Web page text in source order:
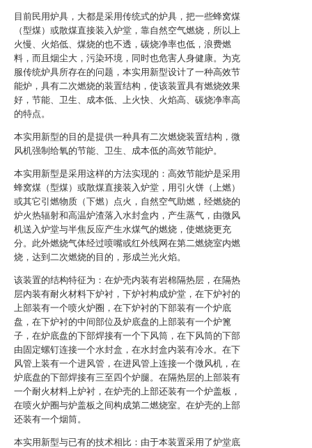
目前民用炉具，大都是采用传统式的炉具，把一些蜂窝煤
（型煤）或散煤直接装入炉堂，靠自然空气燃烧，所以上
火慢、火焰低、煤烧的也不透，碳烧净率也低，浪费燃
料，而且烟尘大，污染环境，同时也危害人身健康。为克
服传统炉具所存在的问题，本实用新型设计了一种高效节
能炉，具有二次燃烧的装置结构，使该装置具有燃烧效果
好，节能、卫生、成本低、上火快、火焰高、碳烧净率高
的特点。
本实用新型的目的是提供一种具有二次燃烧装置结构，微
风机强制给氧的节能、卫生、成本低的高效节能炉。
本实用新型是采用这样的方法实现的：高效节能炉是采用
蜂窝煤（型煤）或散煤直接装入炉堂，用引火饼（上燃）
或其它引燃物质（下燃）点火，自然空气助燃，经燃烧的
炉火热辐射和高温炉渣落入水封盒内，产生蒸气，由微风
机送入炉堂与半焦反应产生水煤气的燃烧，使燃烧更充
分。此外燃烧气体经过喷嘴或红外线网在第二燃烧室内燃
烧，达到二次燃烧的目的，形成兰光火焰。
该装置的结构特征为：在炉壳内装有岩棉隔热层，在隔热
层内装有耐火材料下炉衬，下炉衬构成炉堂，在下炉衬的
上部装有一个喷火炉圈，在下炉衬的下部装有一个炉底
盘，在下炉衬的中间部位及炉底盘的上部装有一个炉篦
子，在炉底盘的下部焊接有一个下风筒，在下风筒的下部
由固定螺钉连接一个水封盒，在水封盒内装有冷水。在下
风管上装有一个进风管，在进风管上连接一个微风机，在
炉底盘的下部焊接有三至四个炉腿。在隔热层的上部装有
一个耐火材料上炉衬，在炉壳的上部还装有一个炉盖板，
在喷火炉圈与炉盖板之间构成第二燃烧室。在炉壳的上部
还装有一个烟筒。
本实用新型与已有的技术相比：由于本装置采用了炉堂底